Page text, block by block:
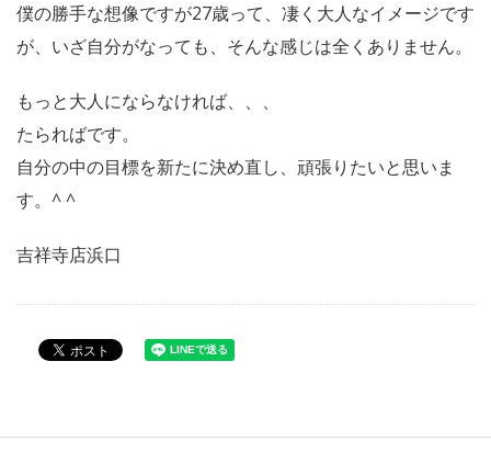
僕の勝手な想像ですが27歳って、凄く大人なイメージです
が、いざ自分がなっても、そんな感じは全くありません。
もっと大人にならなければ、、、
たらればです。
自分の中の目標を新たに決め直し、頑張りたいと思いま
す。^ ^
吉祥寺店浜口